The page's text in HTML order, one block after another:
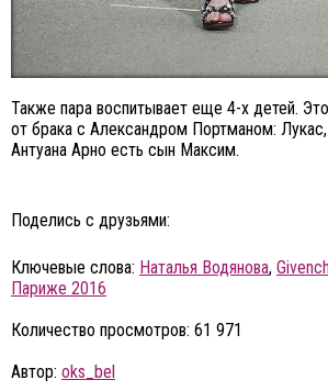
Также пара воспитывает еще 4-х детей.
от брака с Александром Портманом:
Антуана Арно есть сын Максим.
Поделись с друзьями:
Ключевые слова: Наталья Водянова,
Париже 2016
Количество просмотров: 61 971
Автор: oks_bel